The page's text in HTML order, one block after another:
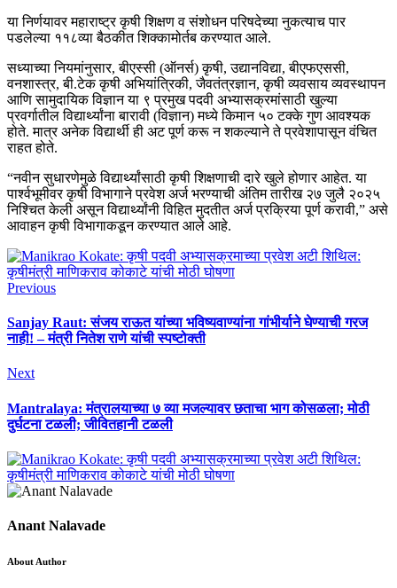
या निर्णयावर महाराष्ट्र कृषी शिक्षण व संशोधन परिषदेच्या नुकत्याच पार
पडलेल्या ११८व्या बैठकीत शिक्कामोर्तब करण्यात आले.
सध्याच्या नियमांनुसार, बीएस्सी (ऑनर्स) कृषी, उद्यानविद्या, बीएफएससी,
वनशास्त्र, बी.टेक कृषी अभियांत्रिकी, जैवतंत्रज्ञान, कृषी व्यवसाय व्यवस्थापन
आणि सामुदायिक विज्ञान या ९ प्रमुख पदवी अभ्यासक्रमांसाठी खुल्या
प्रवर्गातील विद्यार्थ्यांना बारावी (विज्ञान) मध्ये किमान ५० टक्के गुण आवश्यक
होते. मात्र अनेक विद्यार्थी ही अट पूर्ण करू न शकल्याने ते प्रवेशापासून वंचित
राहत होते.
“नवीन सुधारणेमुळे विद्यार्थ्यांसाठी कृषी शिक्षणाची दारे खुले होणार आहेत. या
पार्श्वभूमीवर कृषी विभागाने प्रवेश अर्ज भरण्याची अंतिम तारीख २७ जुलै २०२५
निश्चित केली असून विद्यार्थ्यांनी विहित मुदतीत अर्ज प्रक्रिया पूर्ण करावी,” असे
आवाहन कृषी विभागाकडून करण्यात आले आहे.
Previous
Sanjay Raut: संजय राऊत यांच्या भविष्यवाण्यांना गांभीर्याने घेण्याची गरज
नाही! – मंत्री नितेश राणे यांची स्पष्टोक्ती
Next
Mantralaya: मंत्रालयाच्या ७ व्या मजल्यावर छताचा भाग कोसळला; मोठी
दुर्घटना टळली; जीवितहानी टळली
Anant Nalavade
About Author